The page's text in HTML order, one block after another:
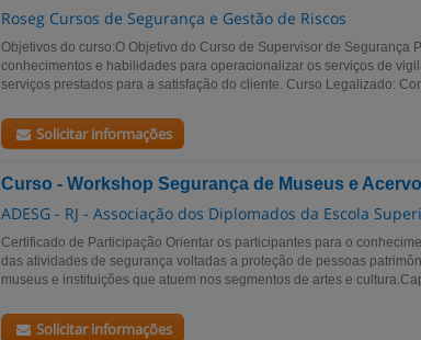
Roseg Cursos de Segurança e Gestão de Riscos
Objetivos do curso:O Objetivo do Curso de Supervisor de Segurança
conhecimentos e habilidades para operacionalizar os serviços de
serviços prestados para a satisfação do cliente. Curso Legalizado:
Solicitar informações
Curso - Workshop Segurança de Museus e
ADESG - RJ - Associação dos Diplomados da Escola
Certificado de Participação Orientar os participantes para o
das atividades de segurança voltadas a proteção de pessoas
museus e instituições que atuem nos segmentos de artes e
Solicitar informações